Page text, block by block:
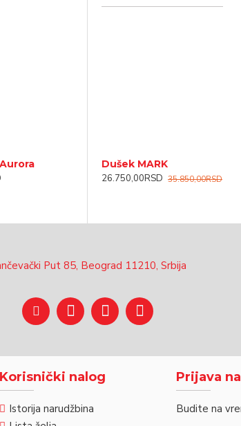
Predsoblje - Sofija
22.990,00RSD
Dušek MARK
26.750,00RSD 35.850,00RSD
Put 85, Beograd 11210, Srbija
Korisnički nalog
Istorija narudžbina
Prijava
Budite na